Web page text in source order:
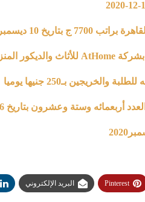
بتاريخ 10 ديسمبر
بـ250 جنيها يوميا
وستة وعشرون بتاريخ 16 ديسمبر
Pinterest البريد الإلكتروني